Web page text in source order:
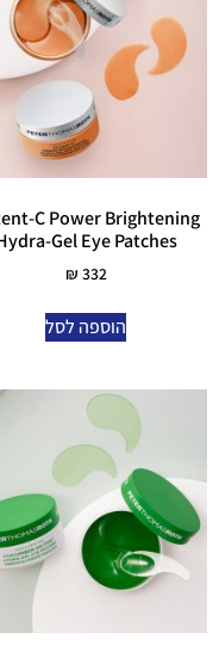
C Power Brightening
Gel Eye Patches
₪ 332
הוספה לסל